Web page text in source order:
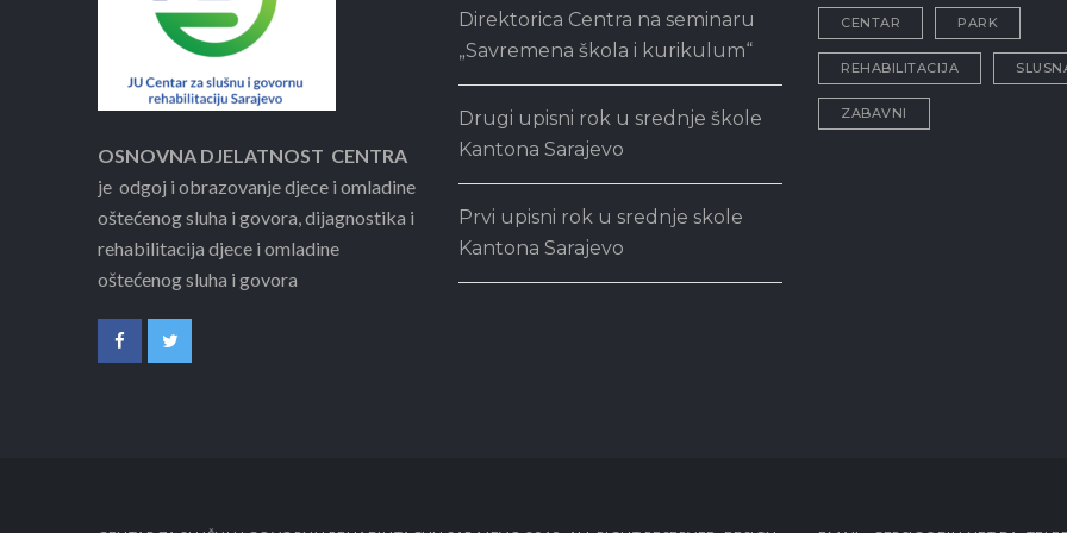
OSNOVNA DJELATNOST CENTRA
je odgoj i obrazovanje djece i omladine
oštećenog sluha i govora, dijagnostika i
rehabilitacija djece i omladine
oštećenog sluha i govora
Direktorica Centra na seminaru
„Savremena škola i kurikulum“
Drugi upisni rok u srednje škole
Kantona Sarajevo
Prvi upisni rok u srednje skole
Kantona Sarajevo
CENTAR PARK
REHABILITACIJA
ZABAVNI